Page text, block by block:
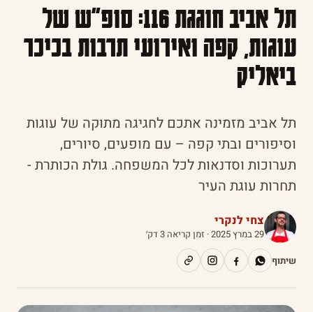
תל אביב חוגגת 116: סופ"ש של
עוגות, קפה ואירועי תרבות בכיכר
ביאליק
תל אביב מזמינה אתכם לחגיגה מתוקה של עוגות
וסיפורים ובתי קפה – עם מופעים, סיורים,
תערוכות וסדנאות לכל המשפחה. גולת הכותרת -
תחרות עוגת העיר
צחי לנקרי
29 במרץ 2025
· זמן קריאה 3 דק׳
שיתוף